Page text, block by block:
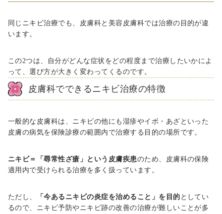
同じニキビ治療でも、皮膚科と美容皮膚科では治療の目的が違
います。
この2つは、自分がどんな症状をどの程度まで治療したいかによ
って、選び方が大きく変わってくるのです。
皮膚科でできるニキビ治療の特徴
一般的な皮膚科は、ニキビの他にも湿疹やイボ・あざといった
皮膚の病気を保険診療の範囲内で治療する目的の場所です。
ニキビ＝「尋常性ざ瘡」という皮膚疾患のため、皮膚科の保険
適用内で受けられる治療を多く扱っています。
ただし、 「今あるニキビの炎症を治めること」を目的 としてい
るので、ニキビ予防やニキビ跡の改善の治療が難しいことが多